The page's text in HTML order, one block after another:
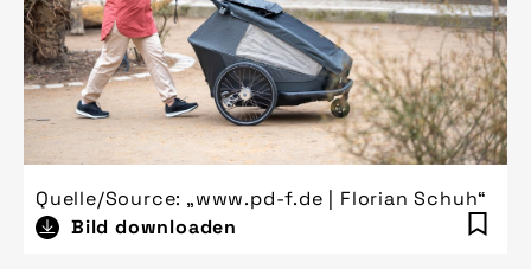
Quelle/Source: „www.pd-f.de | Florian Schuh“
Bild downloaden